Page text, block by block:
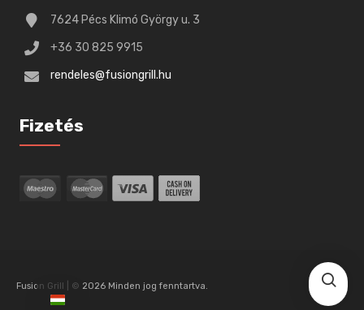
7624 Pécs Klimó György u. 3
+36 30 825 9915
rendeles@fusiongrill.hu
Fizetés
Fusion Grill | © 2026 Minden jog fenntartva.